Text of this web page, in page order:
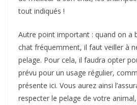
tout indiqués !
Autre point important : quand on a
chat fréquemment, il faut veiller à
pelage. Pour cela, il faudra opter
prévu pour un usage régulier,
présente ici. Vous aurez ainsi
respecter le pelage de votre